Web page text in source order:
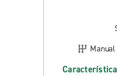
Manual